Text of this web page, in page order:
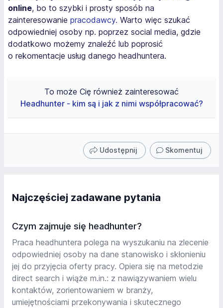
online, bo to szybki i prosty sposób na
zainteresowanie pracodawcy. Warto więc szukać
odpowiedniej osoby np. poprzez social media, gdzie
dodatkowo możemy znaleźć lub poprosić
o rekomentacje usług danego headhuntera.
To może Cię również zainteresować
Headhunter - kim są i jak z nimi współpracować?
Udostępnij Skomentuj
Najczęściej zadawane pytania
Czym zajmuje się headhunter?
Praca headhuntera polega na wyszukaniu na zlecenie
odpowiedniej osoby na dane stanowisko i skłonieniu
jej do przyjęcia oferty pracy. Opiera się na metodzie
direct search i wiąże m.in.: z nawiązywaniem wielu
kontaktów, zorientowaniem w branży,
umiejętnościami przekonywania i skutecznego